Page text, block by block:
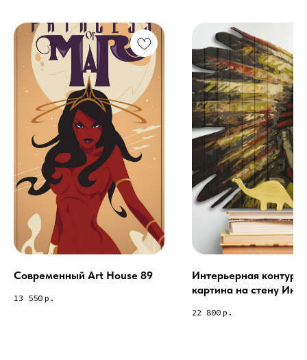
Современный Art House 89
13 550 р.
Интерьерная
картина на стену
22 800 р.
Москва - производство картин
на холсте ( Москва,
Полимерная дом 8 \ ПН-ПТ 9-
18 | СБ 10-16 \ Посещение — по
предварительной записи)
Сочи - Производство дверей и
мебели (Доставка по РФ )
Связь с нами:
Из-за большого количества
спама предпочитаем общение
через мессенджеры. Главный
канал — Max Напишите нам, и
мы оперативно ответим.
ridsloft@gmail.com
+7 958 581 3200